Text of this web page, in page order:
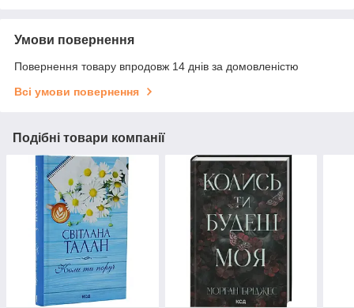
Умови повернення
Повернення товару впродовж 14 днів за домовленістю
Всі умови повернення
Подібні товари компанії